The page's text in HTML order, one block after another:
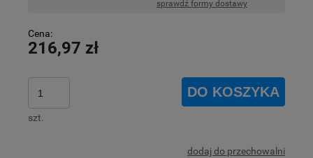
Cena nie zawiera ewentualnych kosztów płatności
sprawdź formy dostawy
Cena:
216,97 zł
szt.
DO KOSZYKA
dodaj do przechowalni